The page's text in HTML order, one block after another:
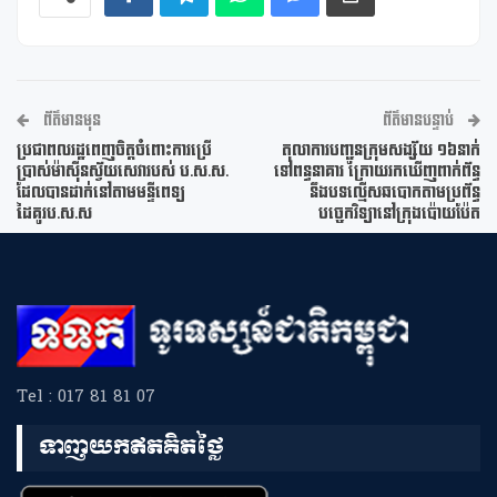
ព័ត៌មានមុន
ប្រជាពលរដ្ឋពេញចិត្តចំពោះការប្រើ
ប្រាស់ម៉ាស៊ីនស្វ័យសេវារបស់ ប.ស.ស.
ដែលបានដាក់នៅតាមមន្ទីពេទ្យ
ដៃគូរប.ស.ស
ព័ត៌មានបន្ទាប់
តុលាការបញ្ជូនក្រុមសង្ស័យ ១៦នាក់
ទៅពន្ធនាគារ ក្រោយរកឃើញពាក់ព័ន្ធ
នឹងបទល្មើសឆបោកតាមប្រព័ន្ធ
បច្ចេកវិទ្យានៅក្រុងប៉ោយប៉ែត
Tel : 017 81 81 07
ទាញយកឥតគិតថ្លៃ